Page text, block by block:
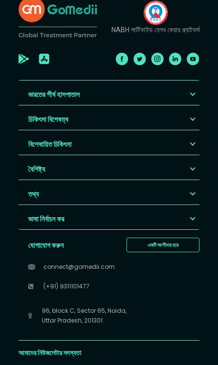
NABH সার্টিফাইড হেলথ কেয়ার প্ল্যাটফর্ম
ভারতের শীর্ষ হাসপাতাল
চিকিৎসা বিশেষত্ব
বিশেষায়িত চিকিৎসা
বৈশিষ্ট্য
তথ্য
ভাষা নির্বাচন কর
একটি অংশীদার হয়ে
যোগাযোগ করুন
connect@gomedii.com
(+91) 9311101477
96, block C, Sector 65, Noida,
Uttar Pradesh, 201301
আমাদের নিউজলেটার সদস্যতা